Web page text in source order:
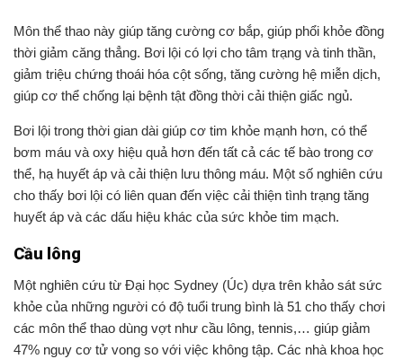
thời giảm căng thẳng. Bơi lội có lợi cho tâm trạng và tinh thần,
giảm triệu chứng thoái hóa cột sống, tăng cường hệ miễn dịch,
giúp cơ thể chống lại bệnh tật đồng thời cải thiện giấc ngủ.
Bơi lội trong thời gian dài giúp cơ tim khỏe mạnh hơn, có thể
bơm máu và oxy hiệu quả hơn đến tất cả các tế bào trong cơ
thể, hạ huyết áp và cải thiện lưu thông máu. Một số nghiên cứu
cho thấy bơi lội có liên quan đến việc cải thiện tình trạng tăng
huyết áp và các dấu hiệu khác của sức khỏe tim mạch.
‏Cầu lông
khỏe của những người có độ tuổi trung bình là 51 cho thấy chơi
các môn thể thao dùng vợt như cầu lông, tennis,… giúp giảm
47% nguy cơ tử vong so với việc không tập. Các nhà khoa học